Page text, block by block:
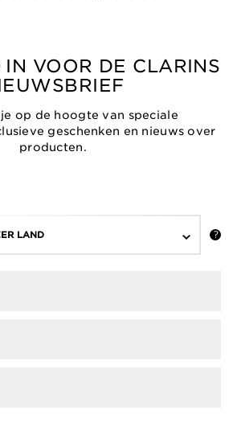
IN VOOR DE CLARINS
op de hoogte van speciale
geschenken en nieuws over
producten.
LAND